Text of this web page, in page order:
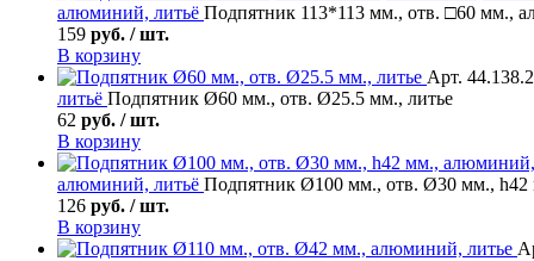
алюминий, литьё Подпятник 113*113 мм., отв. □60 мм.,
159 руб. / шт.
В корзину
Арт.
литьё Подпятник Ø60 мм., отв. Ø25.5 мм., литье
62 руб. / шт.
В корзину
алюминий, литьё Подпятник Ø100 мм., отв. Ø30 мм.,
126 руб. / шт.
В корзину